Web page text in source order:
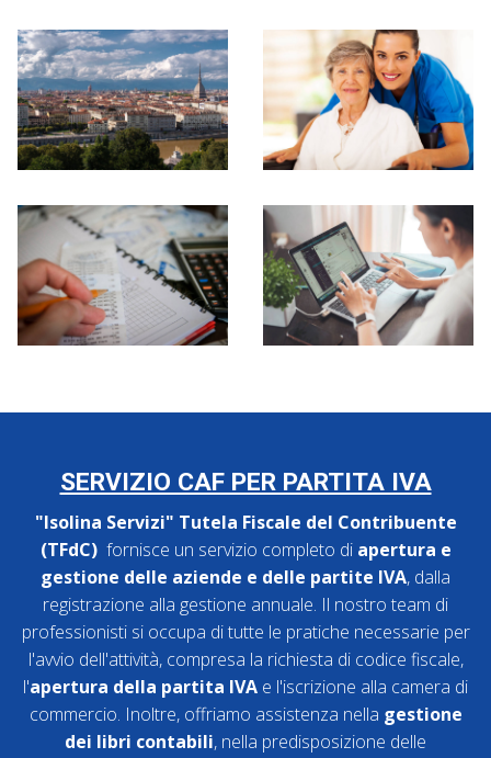
SERVIZIO CAF PER PARTITA IVA
"Isolina Servizi" Tutela Fiscale del Contribuente
(TFdC) fornisce un servizio completo diapertura e
gestione delle aziende e delle partite IVA, dalla
registrazione alla gestione annuale. Il nostro team di
professionisti si occupa di tutte le pratiche necessarie per
l'avvio dell'attività, compresa la richiesta di codice fiscale,
l'apertura della partita IVA e l'iscrizione alla camera di
commercio. Inoltre, offriamo assistenza nella gestione
dei libri contabili, nella predisposizione delle